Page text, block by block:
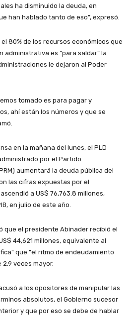
ha disminuido la deuda, en
han hablado tanto de eso”, expresó.
80% de los recursos económicos que
administrativa es “para saldar” la
le dejaron al Poder
tomado es para pagar y
ahí están los números y que se
en la mañana del lunes, el PLD
por el Partido
aumentará la deuda pública del
las cifras expuestas por el
a US$ 76,763.8 millones,
en julio de este año.
que el presidente Abinader recibió el
44,621 millones, equivalente al
que "el ritmo de endeudamiento
veces mayor.
a los opositores de manipular las
absolutos, el Gobierno sucesor
y que por eso se debe de hablar